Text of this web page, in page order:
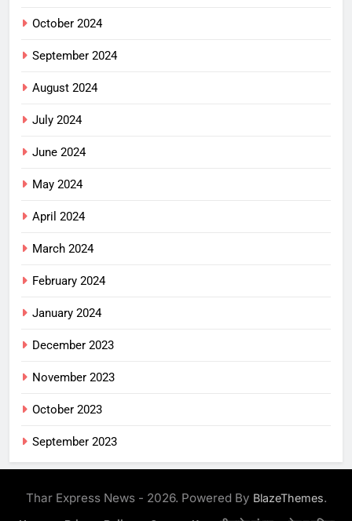
October 2024
September 2024
August 2024
July 2024
June 2024
May 2024
April 2024
March 2024
February 2024
January 2024
December 2023
November 2023
October 2023
September 2023
Thar Express News - 2026. Powered By BlazeThemes.